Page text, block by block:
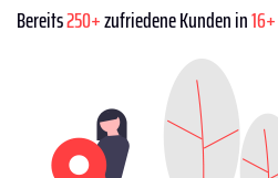
Bereits250+zufriedene Kunden in16+